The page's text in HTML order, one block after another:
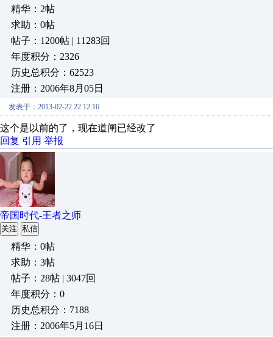
精华：2帖
求助：0帖
帖子：1200帖 | 11283回
年度积分：2326
历史总积分：62523
注册：2006年8月05日
发表于：2013-02-22 22:12:16
这个是以前的了，现在道闸已经改了
回复 引用 举报
帝国时代-王者之师
关注 私信
精华：0帖
求助：3帖
帖子：28帖 | 3047回
年度积分：0
历史总积分：7188
注册：2006年5月16日